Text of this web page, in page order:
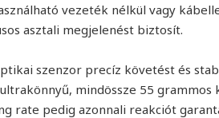
vezeték nélkül vagy
asztali megjelenést biztosít.
szenzor precíz követést és
mindössze 55
rate pedig azonnali reakciót